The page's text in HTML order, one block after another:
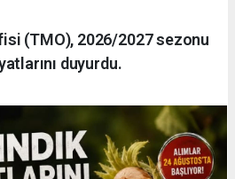
(TMO), 2026/2027 sezonu
duyurdu.